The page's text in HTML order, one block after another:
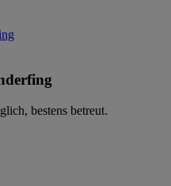
bestens betreut.